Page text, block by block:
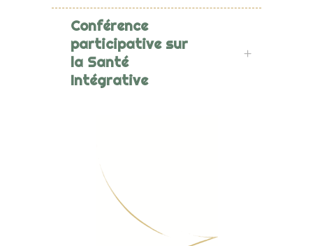
Conférence
participative sur
la Santé
Intégrative